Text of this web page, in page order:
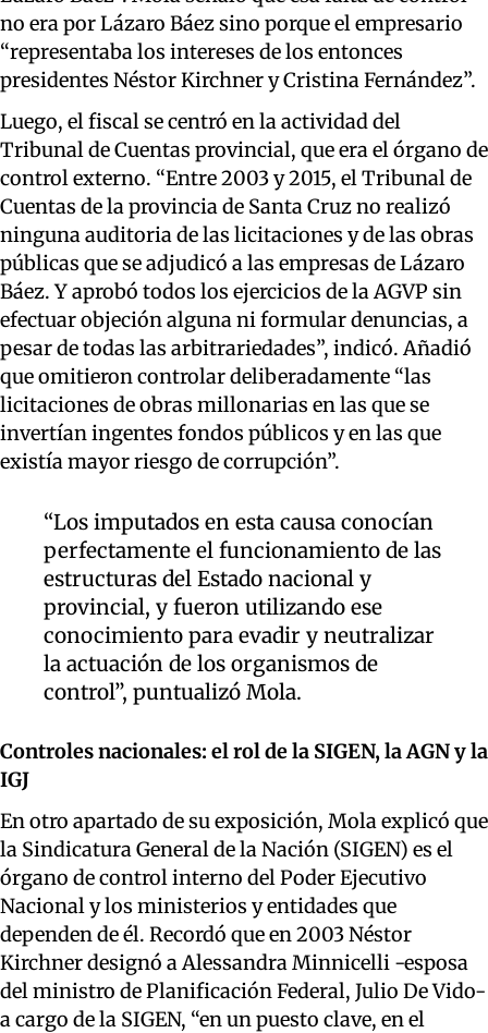
no era por Lázaro Báez sino porque el empresario
“representaba los intereses de los entonces
presidentes Néstor Kirchner y Cristina Fernández”.
Luego, el fiscalse centró en la actividad del
Tribunal de Cuentas provincial, que era el órgano de
control externo. “Entre 2003 y 2015, elTribunal de
Cuentas de la provincia de Santa Cruz no realizó
ninguna auditoria de las licitaciones y de las obras
públicas que se adjudicó a las empresas de Lázaro
Báez. Y aprobó todos los ejercicios de la AGVP sin
efectuar objeción alguna ni formular denuncias, a
pesar de todas las arbitrariedades”, indicó.Añadió
que omitieron controlardeliberadamente “las
licitaciones de obras millonarias en las que se
invertían ingentes fondos públicos y en las que
existía mayor riesgo de corrupción”.
“Los imputados en esta causa conocían
perfectamente el funcionamiento de las
estructuras del Estado nacional y
provincial, y fueron utilizando ese
conocimiento para evadir y neutralizar
la actuación de los organismos de
control”, puntualizó Mola.
Controlesnacionales: elrolde la SIGEN, la AGN y la
IGJ
En otro apartado de su exposición, Mola explicó que
la Sindicatura General de la Nación (SIGEN) es el
órgano de control interno del Poder Ejecutivo
Nacionaly los ministerios y entidades que
dependen de él. Recordó queen 2003Néstor
Kirchner designó a AlessandraMinnicelli -esposa
del ministro de PlanificaciónFederal, Julio De Vido-
a cargo de la SIGEN, “en un puesto clave, en el